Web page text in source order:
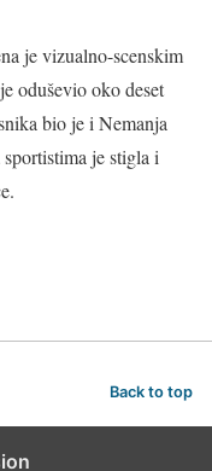
je vizualno-scenskim
oduševio oko deset
bio je i Nemanja
je stigla i
Back to top